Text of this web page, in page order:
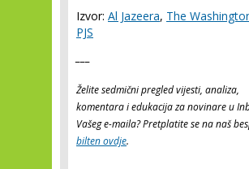
Izvor: Al Jazeera, The
PJS
Želite sedmični pregled vijesti, analiza,
komentara i edukacija za novinare u
Vašeg e-maila? Pretplatite se na naš
bilten ovdje.